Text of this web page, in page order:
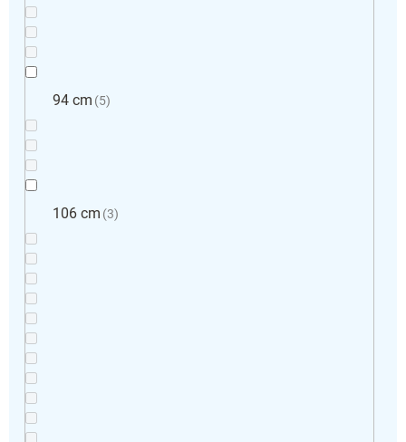
94 cm 5
106 cm 3